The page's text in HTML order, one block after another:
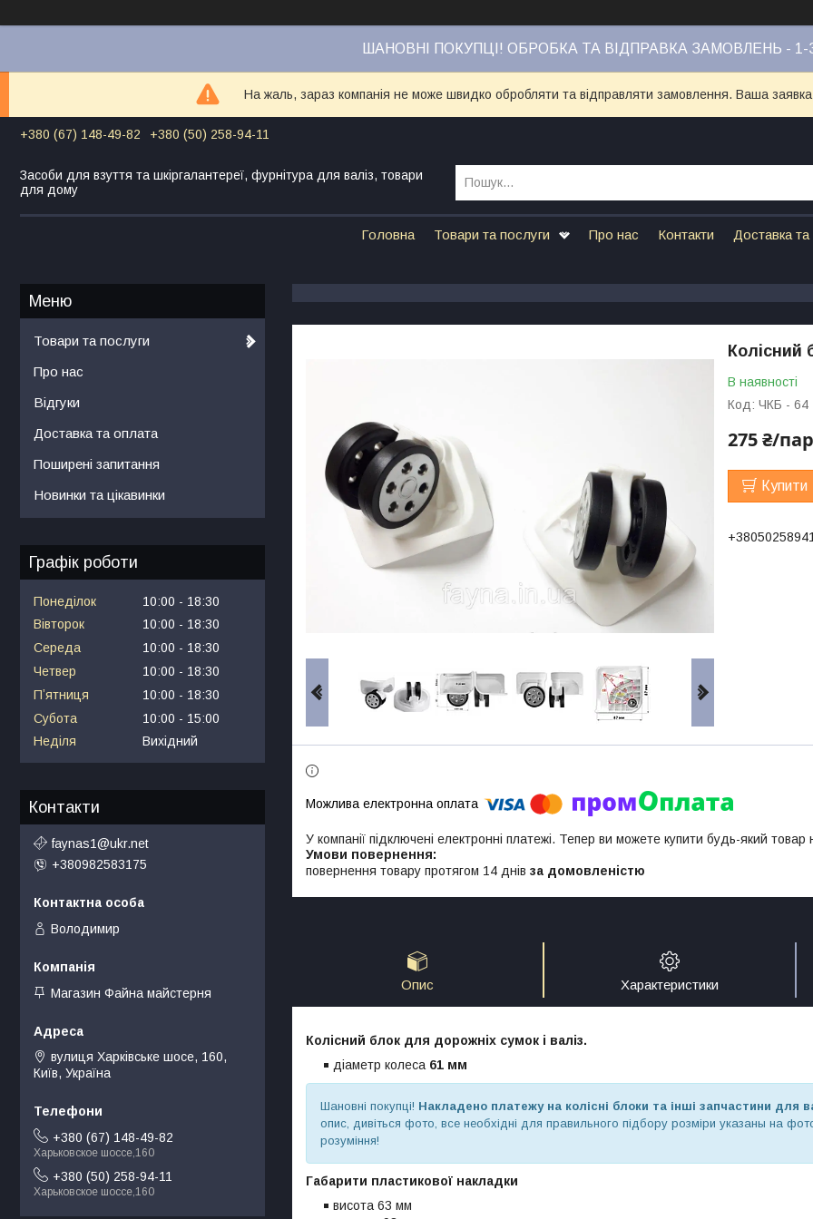
ШАНОВНІ ПОКУПЦІ! ОБРОБКА ТА ВІДПРАВКА ЗАМОВЛЕНЬ - 1-
На жаль, зараз компанія не може швидко обробляти та відправляти замовлення. Ваша
+380 (67) 148-49-82 +380 (50) 258-94-11
Засоби для взуття та шкіргалантереї, фурнітура для валіз, товари
для дому
Головна Товари та послуги Про нас Контакти Доставка
Колісний
В наявності
Код: ЧКБ - 64
275 ₴/
Купити
У компанії підключені електронні платежі. Тепер ви можете купити будь-який
повернення товару протягом 14 днів за домовленістю
Опис Характеристики
Колісний блок для дорожніх сумок і валіз.
діаметр колеса 61 мм
Шановні покупці! Накладено платежу на колісні блоки та інші запчастини для
опис, дивіться фото, все необхідні для правильного підбору розміри указаны на
розуміння!
Габарити пластикової накладки
висота 63 мм
Товари та послуги
Про нас
Відгуки
Доставка та оплата
Поширені запитання
Новинки та цікавинки
Графік роботи
Понеділок 10:00
18:30
Вівторок
10:00
18:30
Середа
10:00
18:30
Четвер
10:00
18:30
Пʼятниця
10:00
18:30
Субота
10:00
15:00
Неділя
Вихідний
Контакти
faynas1@ukr.net
+380982583175
Володимир
Магазин Файна майстерня
вулиця Харківське шосе, 160,
Київ, Україна
+380 (67) 148-49-82
Харьковское шоссе,160
+380 (50) 258-94-11
Харьковское шоссе,160